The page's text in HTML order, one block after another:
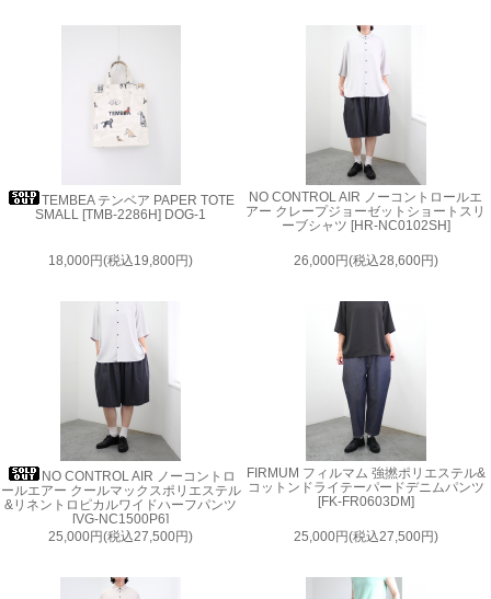
TEMBEA テンベア PAPER TOTE
SMALL [TMB-2286H] DOG-1
18,000円(税込19,800円)
NO CONTROL AIR ノーコントロールエ
アー クレープジョーゼットショートスリ
ーブシャツ [HR-NC0102SH]
26,000円(税込28,600円)
NO CONTROL AIR ノーコントロ
ールエアー クールマックスポリエステル
&リネントロピカルワイドハーフパンツ
[VG-NC1500P6]
25,000円(税込27,500円)
FIRMUM フィルマム 強撚ポリエステル&
コットンドライテーパードデニムパンツ
[FK-FR0603DM]
25,000円(税込27,500円)